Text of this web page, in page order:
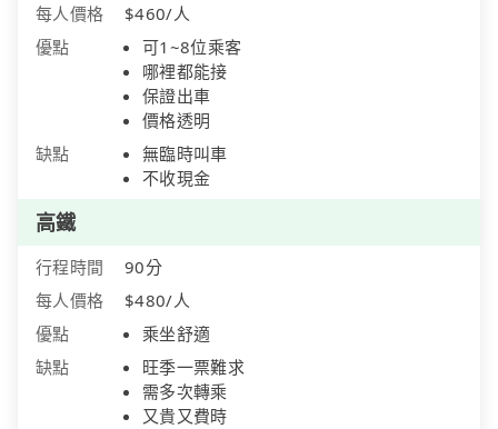
每人價格
$460/人
優點
可1~8位乘客
哪裡都能接
保證出車
價格透明
缺點
無臨時叫車
不收現金
高鐵
行程時間
90分
每人價格
$480/人
優點
乘坐舒適
缺點
旺季一票難求
需多次轉乘
又貴又費時